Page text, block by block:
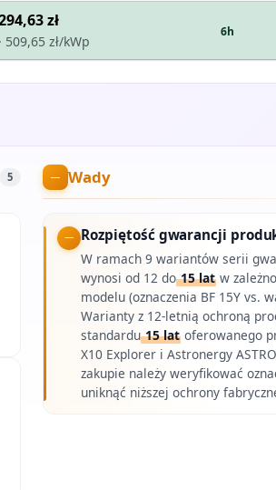
zł
· 509,65 zł/kWp
6h
5 Wady
Rozpiętość gwarancji
W ramach 9 wariantów serii
wynosi od 12 do15 lat w
modelu (oznaczenia BF 15Y vs.
Warianty z 12-letnią ochroną
standardu15 lat oferowanego
X10 Explorer i Astronergy
zakupie należy weryfikować
uniknąć niższej ochrony